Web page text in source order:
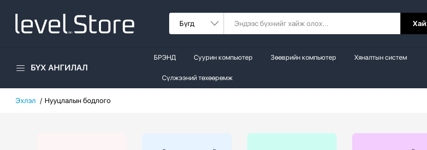
БҮХ АНГИЛАЛ
БРЭНД Суурин компьютер Зөөврийн компьютер Хяналтын систем
Сүлжээний төхөөрөмж
Эхлэл Нууцлалын бодлого